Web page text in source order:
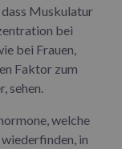
Muskulatur
bei
bei Frauen,
Faktor zum
sehen.
welche
in